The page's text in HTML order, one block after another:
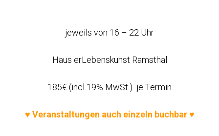
jeweils von 16 – 22 Uhr
Haus erLebenskunst Ramsthal
185€ (incl 19% MwSt.) je Termin
♥ Veranstaltungen auch einzeln buchbar♥